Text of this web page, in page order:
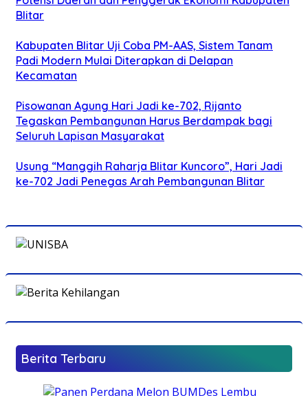
Blitar
Kabupaten Blitar Uji Coba PM-AAS, Sistem Tanam
Padi Modern Mulai Diterapkan di Delapan
Kecamatan
Pisowanan Agung Hari Jadi ke-702, Rijanto
Tegaskan Pembangunan Harus Berdampak bagi
Seluruh Lapisan Masyarakat
Usung “Manggih Raharja Blitar Kuncoro”, Hari Jadi
ke-702 Jadi Penegas Arah Pembangunan Blitar
Berita Terbaru